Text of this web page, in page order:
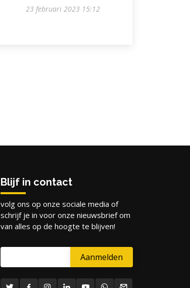
23 februari 2023 15:12
Blijf in contact
volg ons op onze sociale media of
schrijf je in voor onze nieuwsbrief om
van alles op de hoogte te blijven!